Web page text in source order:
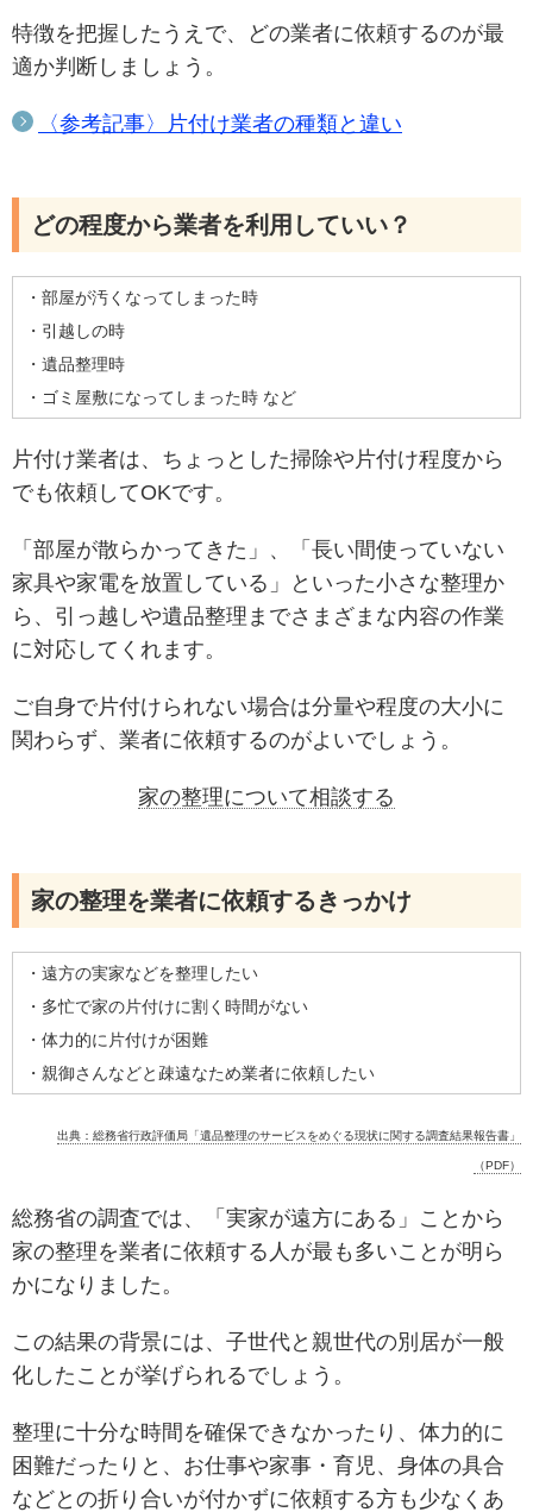
特徴を把握したうえで、どの業者に依頼するのが最
適か判断しましょう。
〈参考記事〉片付け業者の種類と違い
どの程度から業者を利用していい？
・部屋が汚くなってしまった時
・引越しの時
・遺品整理時
・ゴミ屋敷になってしまった時 など
片付け業者は、ちょっとした掃除や片付け程度から
でも依頼してOKです。
「部屋が散らかってきた」、「長い間使っていない
家具や家電を放置している」といった小さな整理か
ら、引っ越しや遺品整理までさまざまな内容の作業
に対応してくれます。
ご自身で片付けられない場合は分量や程度の大小に
関わらず、業者に依頼するのがよいでしょう。
家の整理について相談する
家の整理を業者に依頼するきっかけ
・遠方の実家などを整理したい
・多忙で家の片付けに割く時間がない
・体力的に片付けが困難
・親御さんなどと疎遠なため業者に依頼したい
出典：総務省行政評価局「遺品整理のサービスをめぐる現状に関する調査結果報告書」
（PDF）
総務省の調査では、「実家が遠方にある」ことから
家の整理を業者に依頼する人が最も多いことが明ら
かになりました。
この結果の背景には、子世代と親世代の別居が一般
化したことが挙げられるでしょう。
整理に十分な時間を確保できなかったり、体力的に
困難だったりと、お仕事や家事・育児、身体の具合
などとの折り合いが付かずに依頼する方も少なくあ